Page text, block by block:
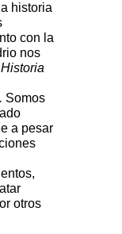
historia
con la
nos
Historia
. Somos
a pesar
otros